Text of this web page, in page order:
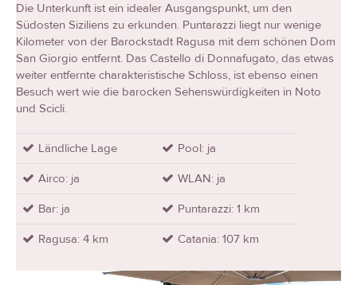
Die Unterkunft ist ein idealer Ausgangspunkt, um den
Südosten Siziliens zu erkunden. Puntarazzi liegt nur wenige
Kilometer von der Barockstadt Ragusa mit dem schönen Dom
San Giorgio entfernt. Das Castello di Donnafugato, das etwas
weiter entfernte charakteristische Schloss, ist ebenso einen
Besuch wert wie die barocken Sehenswürdigkeiten in Noto
und Scicli.
Ländliche Lage
Pool: ja
Airco: ja
WLAN: ja
Bar: ja
Puntarazzi: 1 km
Ragusa: 4 km
Catania: 107 km